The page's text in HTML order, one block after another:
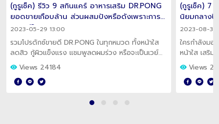
(กูรูเช็ค) รีวิว 9 สกินแคร์ อาหารเสริม DR.PONG
ยอดขายเกือบล้าน ส่วนผสมปังหรือดังเพราะการ
ตลาด!?
2023-05-29 13:00
รวมโปรดักซ์ขายดี DR.PONG ในทุกหมวด ทั้งหน้าใส
ลดสิว กู้ผิวแข็งแรง แชมพูลดผมร่วง หรือจะเป็นเวย์
โปรตีนน้องใหม่!
Views 24184
(กูรูเช็ค) 7
นิยมกลาง
2023-08-31
ใครกำลังมอ
หน้าใส เสริ
รูเช็ครวมใ
Views